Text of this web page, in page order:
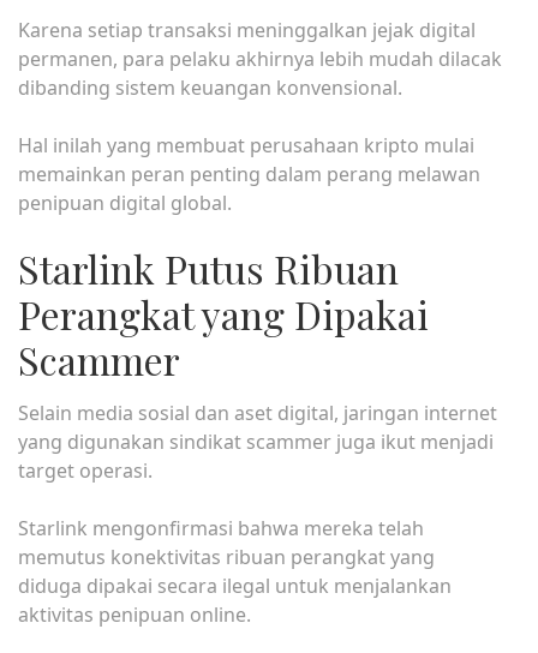
Karena setiap transaksi meninggalkan jejak digital
permanen, para pelaku akhirnya lebih mudah dilacak
dibanding sistem keuangan konvensional.
Hal inilah yang membuat perusahaan kripto mulai
memainkan peran penting dalam perang melawan
penipuan digital global.
Starlink Putus Ribuan
Perangkat yang Dipakai
Scammer
Selain media sosial dan aset digital, jaringan internet
yang digunakan sindikat scammer juga ikut menjadi
target operasi.
Starlink mengonfirmasi bahwa mereka telah
memutus konektivitas ribuan perangkat yang
diduga dipakai secara ilegal untuk menjalankan
aktivitas penipuan online.